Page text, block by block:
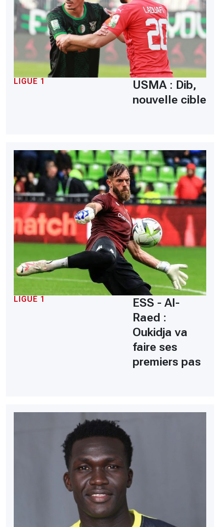
LIGUE 1
USMA : Dib,
nouvelle cible
LIGUE 1
ESS - Al-
Raed :
Oukidja va
faire ses
premiers pas